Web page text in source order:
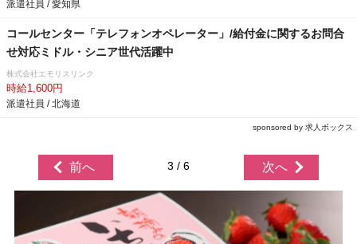
派遣社員 / 愛知県
コールセンター「テレフォンオペレーター」/給付金に関するお問合
せ対応ミドル・シニア世代活躍中
株式会社エモリスリンク
時給1,600円
派遣社員 / 北海道
sponsored by 求人ボックス
前へ 3 / 6 次へ